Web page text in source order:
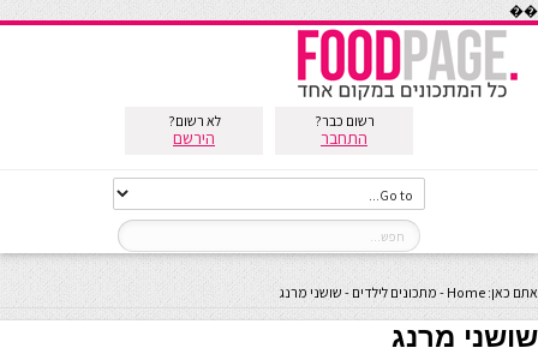
��
רשום כבר?
התחבר
לא רשום?
הירשם
אתם כאן: Home
- מתכונים לילדים - שושני מרנג
שושני מרנג